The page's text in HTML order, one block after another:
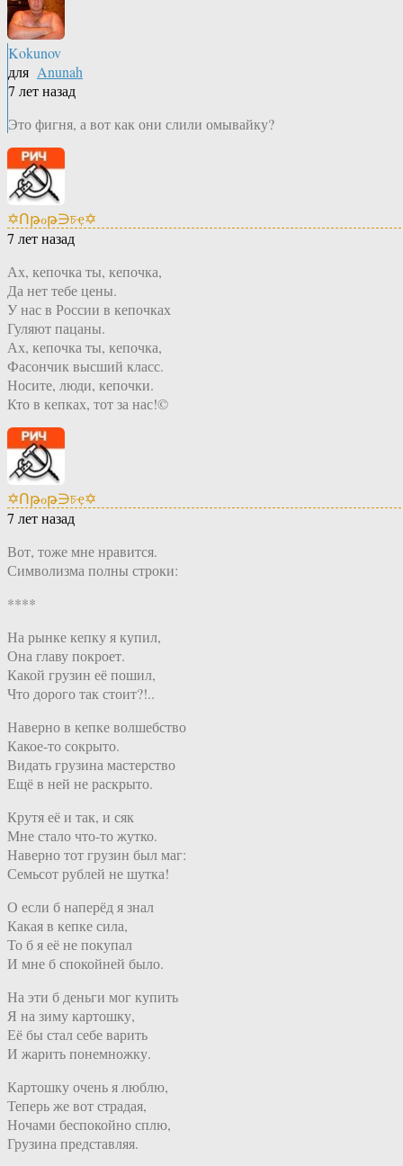
Kokunov
для Anunah
7 лет назад
Это фигня, а вот как они слили омывайку?
✡Ոթℴթ∋চҿ✡
7 лет назад
Ах, кепочка ты, кепочка,
Да нет тебе цены.
У нас в России в кепочках
Гуляют пацаны.
Ах, кепочка ты, кепочка,
Фасончик высший класс.
Носите, люди, кепочки.
Кто в кепках, тот за нас!©
✡Ոթℴթ∋চҿ✡
7 лет назад
Вот, тоже мне нравится.
Символизма полны строки:
****
На рынке кепку я купил,
Она главу покроет.
Какой грузин её пошил,
Что дорого так стоит?!..
Наверно в кепке волшебство
Какое-то сокрыто.
Видать грузина мастерство
Ещё в ней не раскрыто.
Крутя её и так, и сяк
Мне стало что-то жутко.
Наверно тот грузин был маг:
Семьсот рублей не шутка!
О если б наперёд я знал
Какая в кепке сила,
То б я её не покупал
И мне б спокойней было.
На эти б деньги мог купить
Я на зиму картошку,
Её бы стал себе варить
И жарить понемножку.
Картошку очень я люблю,
Теперь же вот страдая,
Ночами беспокойно сплю,
Грузина представляя.